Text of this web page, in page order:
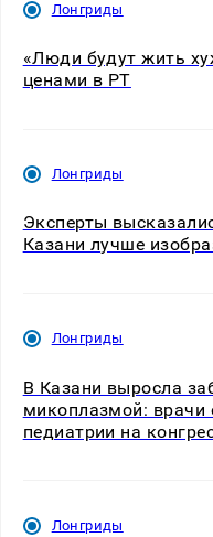
Лонгриды
«Люди будут жить
ценами в РТ
Лонгриды
Эксперты
Казани лучше
Лонгриды
В Казани выросла
микоплазмой: врачи
педиатрии на
Лонгриды